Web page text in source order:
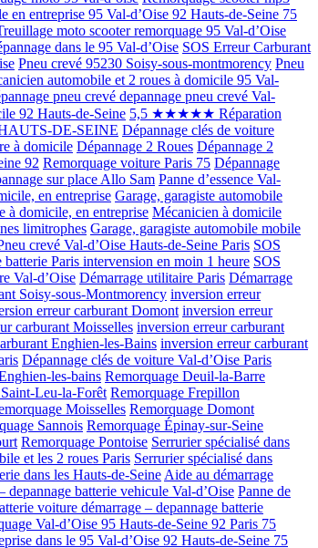
entreprise 95 Val-d’Oise 92 Hauts-de-Seine 75
moto scooter remorquage 95 Val-d’Oise
dans le 95 Val-d’Oise SOS Erreur Carburant
Pneu crevé 95230 Soisy-sous-montmorency Pneu
automobile et 2 roues à domicile 95 Val-
pneu crevé depannage pneu crevé Val-
92 Hauts-de-Seine 5,5 ★★★★★ Réparation
DE-SEINE Dépannage clés de voiture
à domicile Dépannage 2 Roues Dépannage 2
92 Remorquage voiture Paris 75 Dépannage
sur place Allo Sam Panne d’essence Val-
en entreprise Garage, garagiste automobile
à domicile, en entreprise Mécanicien à domicile
limitrophes Garage, garagiste automobile mobile
crevé Val-d’Oise Hauts-de-Seine Paris SOS
batterie Paris intervension en moin 1 heure SOS
Val-d’Oise Démarrage utilitaire Paris Démarrage
Soisy-sous-Montmorency inversion erreur
erreur carburant Domont inversion erreur
carburant Moisselles inversion erreur carburant
Enghien-les-Bains inversion erreur carburant
Dépannage clés de voiture Val-d’Oise Paris
les-bains Remorquage Deuil-la-Barre
Leu-la-Forêt Remorquage Frepillon
Moisselles Remorquage Domont
Sannois Remorquage Épinay-sur-Seine
Remorquage Pontoise Serrurier spécialisé dans
et les 2 roues Paris Serrurier spécialisé dans
dans les Hauts-de-Seine Aide au démarrage
depannage batterie vehicule Val-d’Oise Panne de
voiture démarrage – depannage batterie
Val-d’Oise 95 Hauts-de-Seine 92 Paris 75
dans le 95 Val-d’Oise 92 Hauts-de-Seine 75